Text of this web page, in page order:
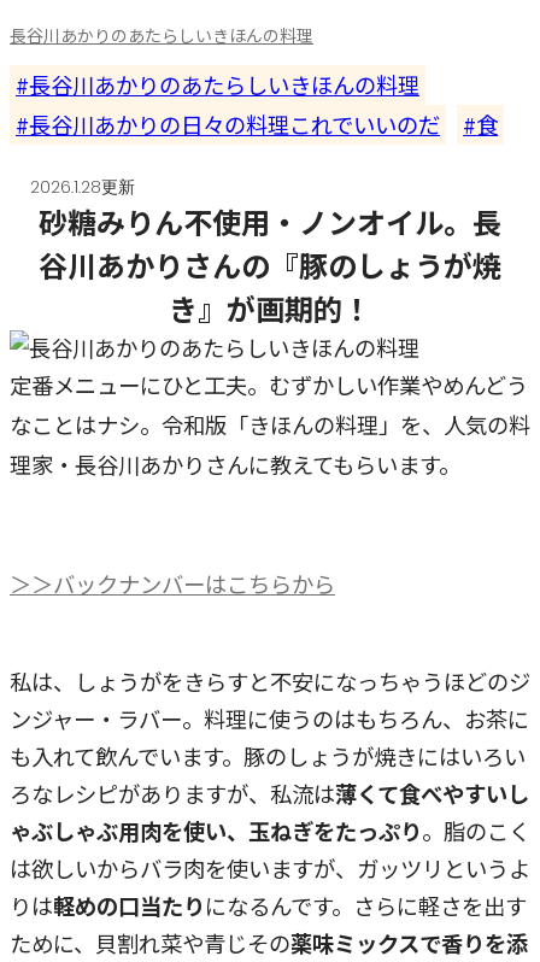
長谷川あかりのあたらしいきほんの料理
長谷川あかりのあたらしいきほんの料理
長谷川あかりの日々の料理これでいいのだ
食
2026.1.28更新
砂糖みりん不使用・ノンオイル。長
谷川あかりさんの『豚のしょうが焼
き』が画期的！
定番メニューにひと工夫。むずかしい作業やめんどう
なことはナシ。令和版「きほんの料理」を、人気の料
理家・長谷川あかりさんに教えてもらいます。
＞＞バックナンバーはこちらから
私は、しょうがをきらすと不安になっちゃうほどのジ
ンジャー・ラバー。料理に使うのはもちろん、お茶に
も入れて飲んでいます。豚のしょうが焼きにはいろい
ろなレシピがありますが、私流は薄くて食べやすいし
ゃぶしゃぶ用肉を使い、玉ねぎをたっぷり。脂のこく
は欲しいからバラ肉を使いますが、ガッツリというよ
りは軽めの口当たりになるんです。さらに軽さを出す
ために、貝割れ菜や青じその薬味ミックスで香りを添